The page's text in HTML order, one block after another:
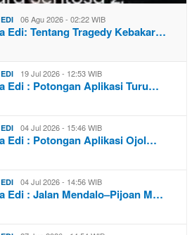
06 Agu 2026 - 02:22 WIB
Edi: Tentang Tragedy Kebakar…
19 Jul 2026 - 12:53 WIB
Edi : Potongan Aplikasi Turu…
04 Jul 2026 - 15:46 WIB
Edi : Potongan Aplikasi Ojol…
04 Jul 2026 - 14:56 WIB
Edi : Jalan Mendalo–Pijoan M…